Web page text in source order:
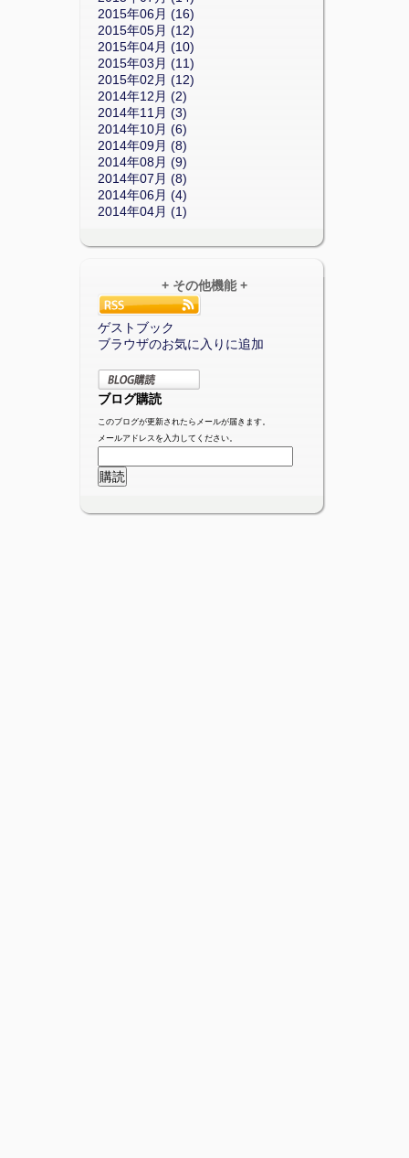
2015年06月 (16)
2015年05月 (12)
2015年04月 (10)
2015年03月 (11)
2015年02月 (12)
2014年12月 (2)
2014年11月 (3)
2014年10月 (6)
2014年09月 (8)
2014年08月 (9)
2014年07月 (8)
2014年06月 (4)
2014年04月 (1)
+ その他機能 +
ゲストブック
ブラウザのお気に入りに追加
ブログ購読
このブログが更新されたらメールが届きます。
メールアドレスを入力してください。